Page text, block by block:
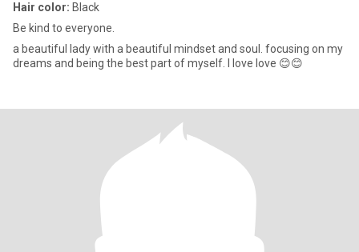
Hair color: Black
Be kind to everyone.
a beautiful lady with a beautiful mindset and soul. focusing on my
dreams and being the best part of myself. I love love 😊😊